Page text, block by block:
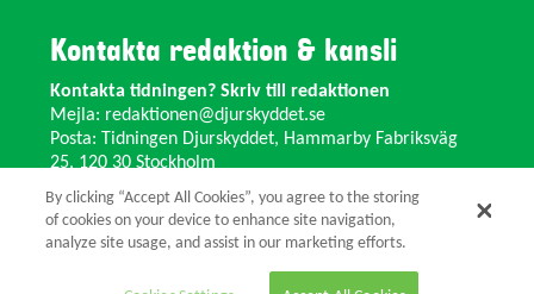
Kontakta redaktion & kansli
Kontakta tidningen? Skriv till redaktionen
Mejla: redaktionen@djurskyddet.se
Posta: Tidningen Djurskyddet, Hammarby Fabriksväg
25, 120 30 Stockholm
Ändra adress? Kontakta kansliet
Växel: 08-673 35 11 E-post:
info@djurskyddet.se
© 2026 Tidningen Djurskyddet.
By clicking “Accept All Cookies”, you agree to the storing
of cookies on your device to enhance site navigation,
analyze site usage, and assist in our marketing efforts.